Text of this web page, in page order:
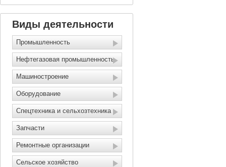
Виды деятельности
Промышленность
Нефтегазовая промышленность
Машиностроение
Оборудование
Спецтехника и сельхозтехника
Запчасти
Ремонтные организации
Сельское хозяйство